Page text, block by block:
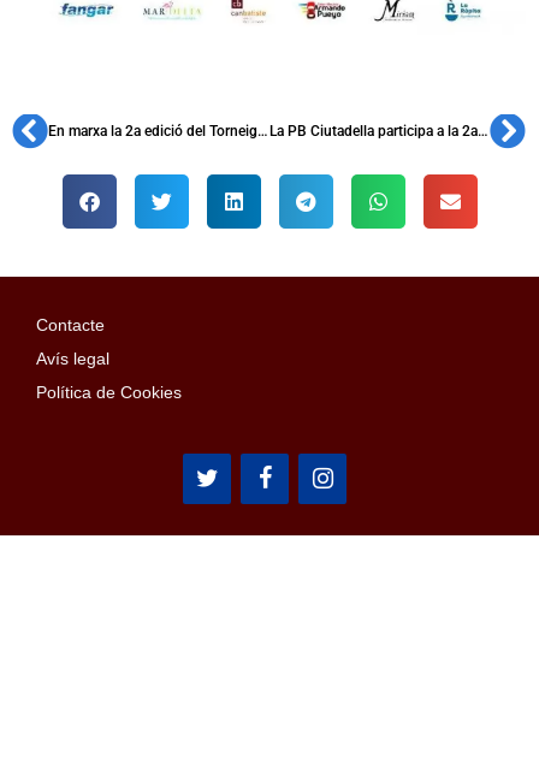
En marxa la 2a edició del Torneig de Futbol Infantil de la PB Dakar La PB Ciutadella participa a la 2a Trobada Solidària de Penyes de la seva localitat
Contacte
Avís legal
Política de Cookies